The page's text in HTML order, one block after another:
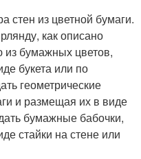
стен из цветной бумаги.
как описано
из бумажных цветов,
букета или по
геометрические
и размещая их в виде
бумажные бабочки,
стайки на стене или